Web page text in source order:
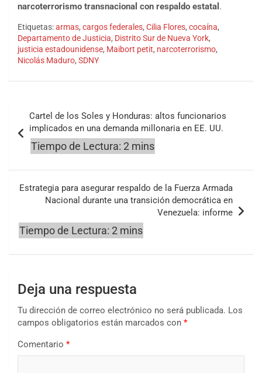
narcoterrorismo transnacional con respaldo estatal .
Etiquetas:armas, cargos federales, Cilia Flores, cocaína,
Departamento de Justicia, Distrito Sur de Nueva York,
justicia estadounidense, Maibort petit, narcoterrorismo,
Nicolás Maduro, SDNY
de
entradas
Cartel de los Soles y Honduras: altos funcionarios
implicados en una demanda millonaria en EE. UU.
Estrategia para asegurar respaldo de la Fuerza Armada
Nacional durante una transición democrática en
Venezuela: informe
Deja una respuesta
Tu dirección de correo electrónico no será publicada. Los
campos obligatorios están marcados con *
Comentario *